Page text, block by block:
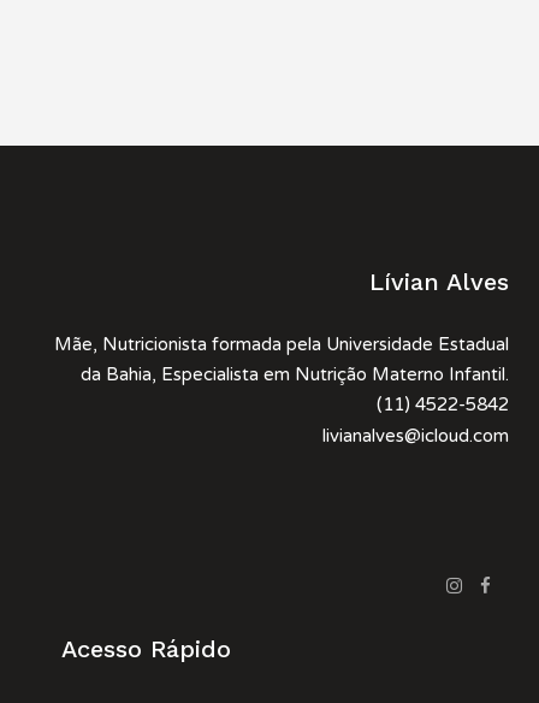
Lívian Alves
Mãe, Nutricionista formada pela Universidade Estadual
da Bahia, Especialista em Nutrição Materno Infantil.
(11) 4522-5842
livianalves@icloud.com
Acesso Rápido